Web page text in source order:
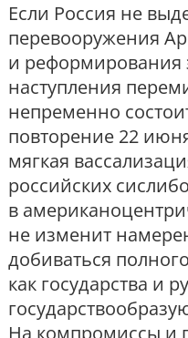
Если Россия не
перевооружения
и реформирования
наступления
непременно
повторение 22
мягкая
российских
в
не изменит
добиваться
как государства и